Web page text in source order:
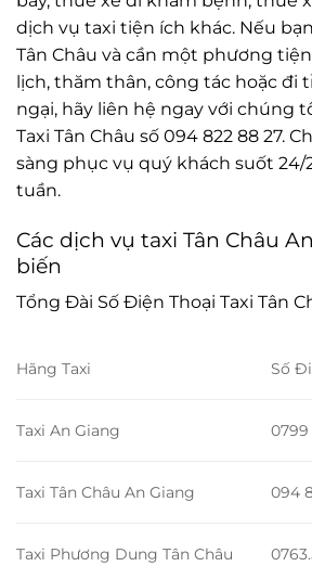
dịch vụ taxi tiện ích khác. Nếu
Tân Châu và cần một phương
lịch, thăm thân, công tác hoặc đi
ngại, hãy liên hệ ngay với chúng
Taxi Tân Châu số 094 822 88 27.
sàng phục vụ quý khách suốt 24/
tuần.
Các dịch vụ taxi Tân Châu
biến
Tổng Đài Số Điện Thoại Taxi Tân
Hãng Taxi Số
Taxi An Giang
Taxi Tân Châu An Giang 094
Taxi Phương Dung Tân Châu